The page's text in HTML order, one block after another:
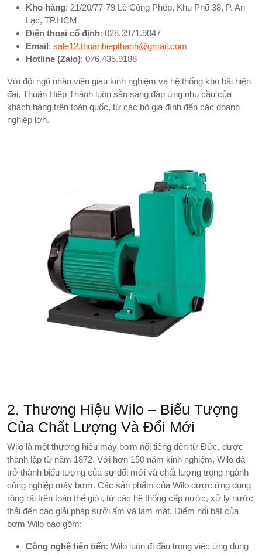
Kho hàng: 21/20/77-79 Lê Công Phép, Khu Phố 38, P. An
Lạc, TP.HCM
Điện thoại cố định: 028.3971.9047
Email: sale12.thuanhiepthanh@gmail.com
Hotline (Zalo): 076.435.9188
Với đội ngũ nhân viên giàu kinh nghiệm và hệ thống kho bãi hiện
đại, Thuận Hiệp Thành luôn sẵn sàng đáp ứng nhu cầu của
khách hàng trên toàn quốc, từ các hộ gia đình đến các doanh
nghiệp lớn.
2. Thương Hiệu Wilo – Biểu Tượng
Của Chất Lượng Và Đổi Mới
Wilo là một thương hiệu máy bơm nổi tiếng đến từ Đức, được
thành lập từ năm 1872. Với hơn 150 năm kinh nghiệm, Wilo đã
trở thành biểu tượng của sự đổi mới và chất lượng trong ngành
công nghiệp máy bơm. Các sản phẩm của Wilo được ứng dụng
rộng rãi trên toàn thế giới, từ các hệ thống cấp nước, xử lý nước
thải đến các giải pháp sưởi ấm và làm mát. Điểm nổi bật của
bơm Wilo bao gồm:
Công nghệ tiên tiến: Wilo luôn đi đầu trong việc ứng dụng